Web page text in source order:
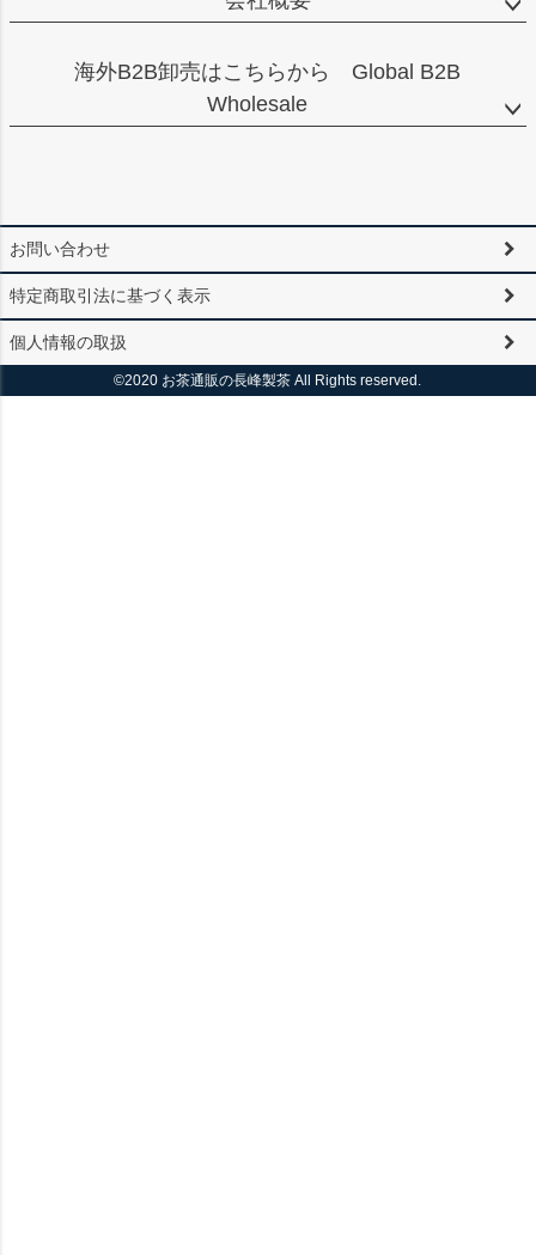
海外B2B卸売はこちらから Global B2B
Wholesale
お問い合わせ
特定商取引法に基づく表示
個人情報の取扱
©2020 お茶通販の長峰製茶 All Rights reserved.